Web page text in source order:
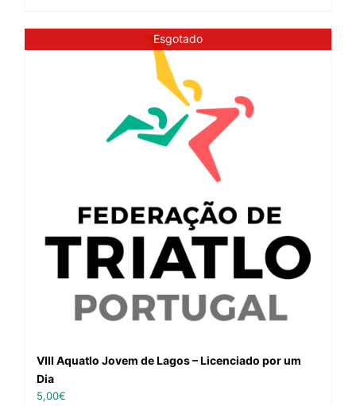
Esgotado
VIII Aquatlo Jovem de Lagos – Licenciado por um
Dia
5,00€